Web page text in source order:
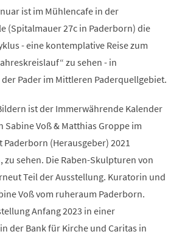
ist im Mühlencafe in der
(Spitalmauer 27c in Paderborn) die
- eine kontemplative Reise zum
zu sehen - in
Pader im Mittleren Paderquellgebiet.
ist der Immerwährende Kalender
Sabine Voß & Matthias Groppe im
(Herausgeber) 2021
zu sehen. Die Raben-Skulpturen von
Teil der Ausstellung. Kuratorin und
Voß vom ruheraum Paderborn.
Anfang 2023 in einer
der Bank für Kirche und Caritas in